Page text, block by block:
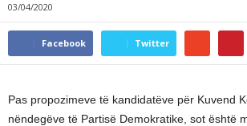
03/04/2020
Facebook Twitter
Pas propozimeve të kandidatëve për Kuvend
nëndegëve të Partisë Demokratike, sot është